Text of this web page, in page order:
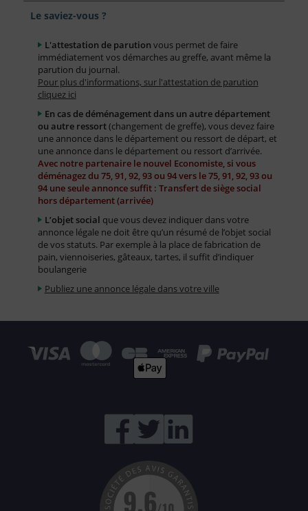
Le saviez-vous ?
L'attestation de parution vous permet de faire
immédiatement vos démarches au greffe, avant même la
parution du journal.
Pour plus d'informations, sur l'attestation de parution
cliquez ici
En cas de déménagement dans un autre département
ou autre ressort(changement de greffe), vous devez faire
une annonce dans le département ou ressort de départ, et
une annonce dans le département ou ressort d’arrivée.
Avec notre partenaire le nouvel Economiste, si vous
déménagez du 75, 91, 92, 93 ou 94 vers le 75, 91, 92, 93 ou
94 une seule annonce suffit : Transfert de siège social
hors département (arrivée)
L’objet social que vous devez indiquer dans votre
annonce légale ne doit être qu’un résumé de l’objet social
de vos statuts. Par exemple à la place de fabrication de
pain, viennoiseries, gâteaux, tartes, il suffit d’indiquer
boulangerie
Publiez une annonce légale dans votre ville